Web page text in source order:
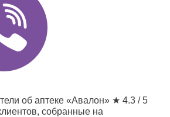
об аптеке «Авалон» ★ 4.3 / 5
собранные на